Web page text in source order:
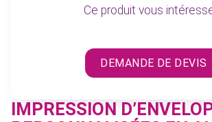
IMPRESSION
Ce produit vous
DEMANDE DE DEVIS